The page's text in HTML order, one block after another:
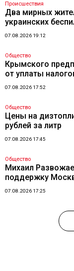
Происшествия
Два мирных
украинских
07.08.2026 19:12
Общество
Крымского
от уплаты
07.08.2026 17:52
Общество
Цены на
рублей за литр
07.08.2026 17:45
Общество
Михаил
поддержку
07.08.2026 17:25